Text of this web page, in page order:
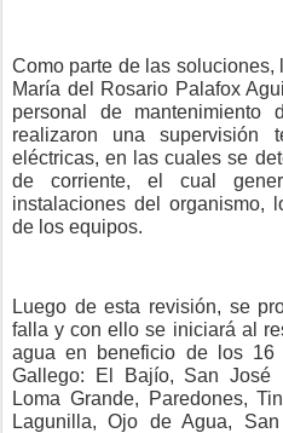
Como parte de las soluciones,
María del Rosario Palafox
personal de mantenimiento
realizaron una supervisión
eléctricas, en las cuales se
de corriente, el cual
instalaciones del organismo,
de los equipos.
Luego de esta revisión, se
falla y con ello se iniciará al
agua en beneficio de los 16
Gallego: El Bajío, San José
Loma Grande, Paredones,
Lagunilla, Ojo de Agua,